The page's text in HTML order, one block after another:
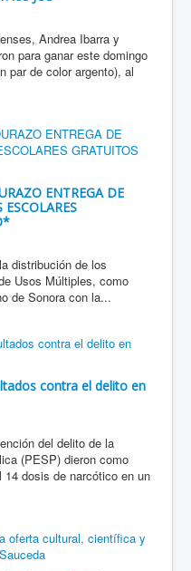
Andrea Ibarra y
para ganar este domingo
par de color argento), al
ENTREGA DE
distribución de los
Usos Múltiples, como
de Sonora con la...
contra el delito en
del delito de la
(PESP) dieron como
14 dosis de narcótico en un